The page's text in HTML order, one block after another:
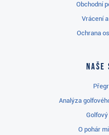
Obchodní
Vrácení
Ochrana
Analýza
O pohár